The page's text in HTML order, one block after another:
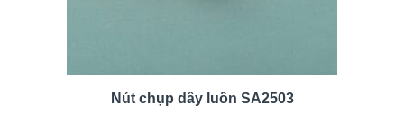
Nút chụp dây luồn SA2503